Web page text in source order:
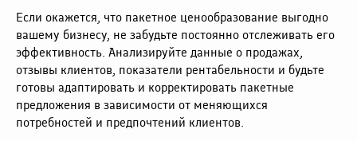
Если окажется, что пакетное ценообразование выгодно
вашему бизнесу, не забудьте постоянно отслеживать его
эффективность. Анализируйте данные о продажах,
отзывы клиентов, показатели рентабельности и будьте
готовы адаптировать и корректировать пакетные
предложения в зависимости от меняющихся
потребностей и предпочтений клиентов.